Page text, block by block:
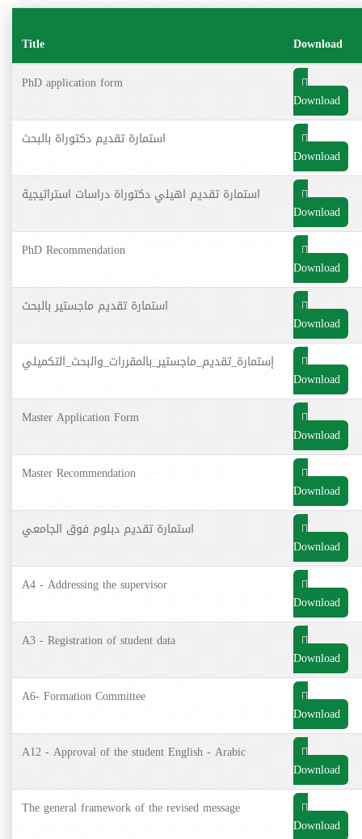
Title
Download
PhD application form
Download
استمارة تقديم دكتوراة بالبحث
Download
استمارة تقديم اهيلي دكتوراة دراسات استراتيجية
Download
PhD Recommendation
Download
استمارة تقديم ماجستير بالبحث
Download
إستمارة_تقديم_ماجستير_بالمقررات_والبحث_التكميلي
Download
Master Application Form
Download
Master Recommendation
Download
استمارة تقديم دبلوم فوق الجامعي
Download
A4 - Addressing the supervisor
Download
A3 - Registration of student data
Download
A6- Formation Committee
Download
A12 - Approval of the student English - Arabic
Download
The general framework of the revised message
Download